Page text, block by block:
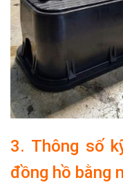
3. Thông số
đồng hồ bằng